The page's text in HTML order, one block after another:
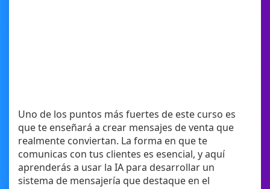
Uno de los puntos más fuertes de este curso es
que te enseñará a crear mensajes de venta que
realmente conviertan. La forma en que te
comunicas con tus clientes es esencial, y aquí
aprenderás a usar la IA para desarrollar un
sistema de mensajería que destaque en el